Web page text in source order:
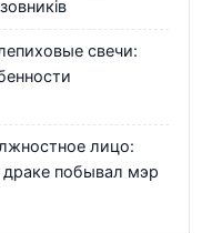
свечи:
лицо:
побывал мэр